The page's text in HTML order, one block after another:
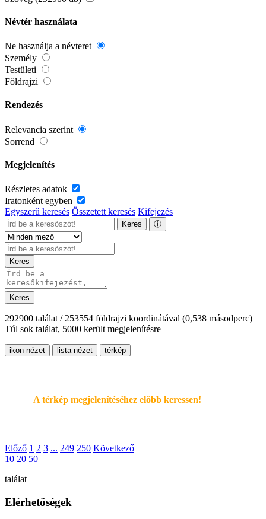
Névtér használata
Ne használja a névteret
Személy
Testületi
Földrajzi
Rendezés
Relevancia szerint
Sorrend
Megjelenítés
Részletes adatok
Iratonként egyben
Egyszerű keresés Összetett keresés Kifejezés
Keres ⓘ
Keres
Keres
292900 találat / 253554 földrajzi koordinátával (0,538 másodperc)
Túl sok találat, 5000 került megjelenítésre
ikon nézet lista nézet térkép
A térkép megjelenítéséhez elöbb keressen!
Előző 1 2 3 ... 249 250 Következő
10 20 50
találat
Elérhetőségek